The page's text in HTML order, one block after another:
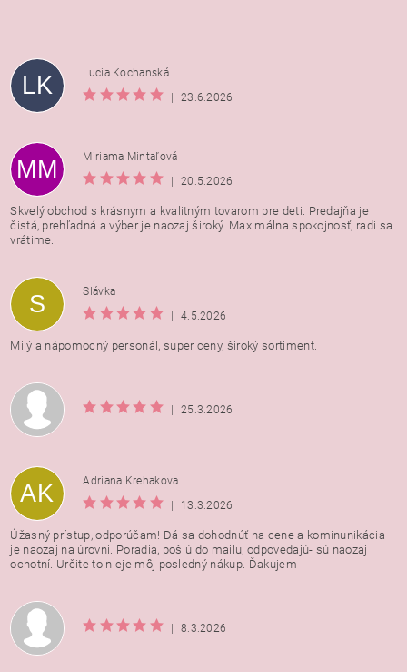
Vložením hodnotenie súhlasíte s
osobných údajov
LK
Lucia Kochanská
|
23.6.2026
MM
Miriama Mintaľová
|
20.5.2026
Skvelý obchod s krásnym a kvalitným tovarom pre deti. Predajňa je
čistá, prehľadná a výber je naozaj široký. Maximálna spokojnosť, radi sa
vrátime.
S
Slávka
|
4.5.2026
Milý a nápomocný personál, super ceny, široký sortiment.
| 25.3.2026
AK
Adriana Krehakova
|
13.3.2026
Úžasný prístup, odporúčam! Dá sa dohodnúť na cene a kominunikácia
je naozaj na úrovni. Poradia, pošlú do mailu, odpovedajú- sú naozaj
ochotní. Určite to nieje môj posledný nákup. Ďakujem
| 8.3.2026